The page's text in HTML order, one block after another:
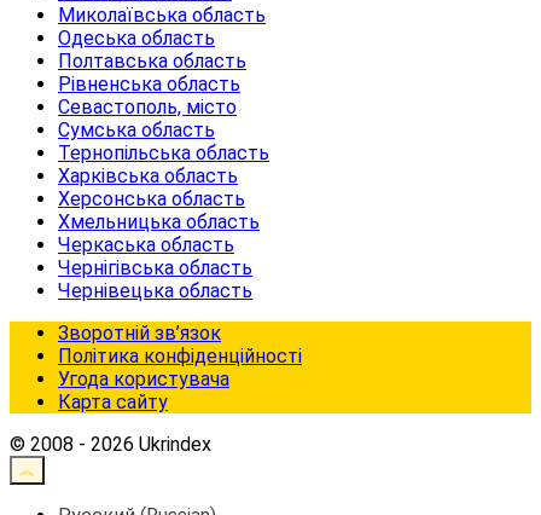
Миколаївська область
Одеська область
Полтавська область
Рівненська область
Севастополь, місто
Сумська область
Тернопільська область
Харківська область
Херсонська область
Хмельницька область
Черкаська область
Чернігівська область
Чернівецька область
Зворотній зв’язок
Політика конфіденційності
Угода користувача
Карта сайту
© 2008 - 2026 Ukrindex